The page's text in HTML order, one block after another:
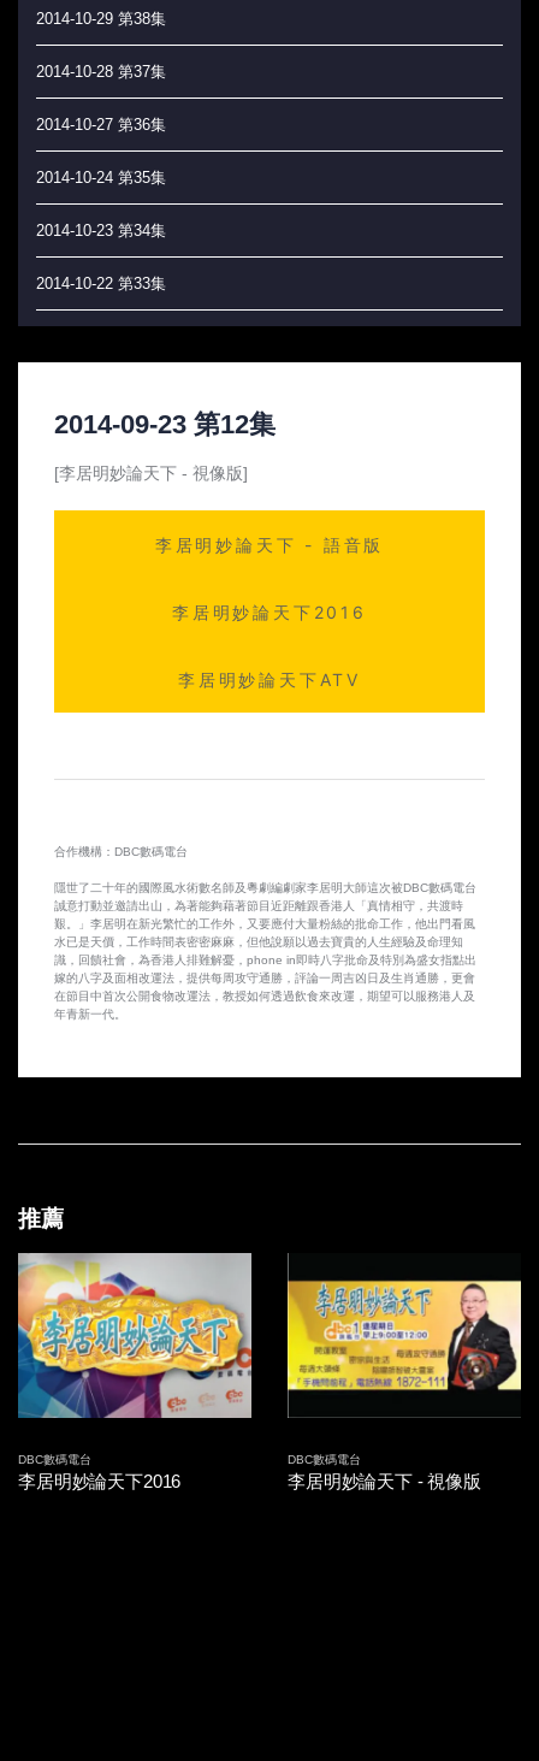
2014-10-29 第38集
2014-10-28 第37集
2014-10-27 第36集
2014-10-24 第35集
2014-10-23 第34集
2014-10-22 第33集
2014-10-15 第28集
2014-10-06 第21集
2014-10-03 第20集
2014-10-02 第19集
2014-10-01 第18集
2014-09-25 第14集
2014-09-24 第13集
2014-09-23 第12集
2014-09-23 第12集
[李居明妙論天下 - 視像版]
李居明妙論天下 - 語音版
李居明妙論天下2016
李居明妙論天下ATV
合作機構：DBC數碼電台
隱世了二十年的國際風水術數名師及粵劇編劇家李居明大師這次被DBC數碼電台
誠意打動並邀請出山，為著能夠藉著節目近距離跟香港人「真情相守，共渡時
艱。」李居明在新光繁忙的工作外，又要應付大量粉絲的批命工作，他出門看風
水已是天價，工作時間表密密麻麻，但他說願以過去寶貴的人生經驗及命理知
識，回饋社會，為香港人排難解憂，phone in即時八字批命及特別為盛女指點出
嫁的八字及面相改運法，提供每周攻守通勝，評論一周吉凶日及生肖通勝，更會
在節目中首次公開食物改運法，教授如何透過飲食來改運，期望可以服務港人及
年青新一代。
推薦
DBC數碼電台
李居明妙論天下2016
DBC數碼電台
李居明妙論天下 - 視像版